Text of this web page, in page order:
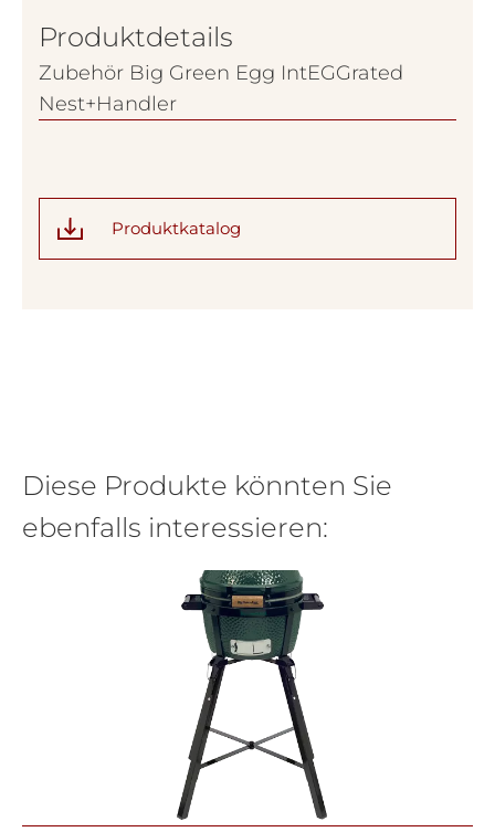
Produktdetails
Zubehör Big Green Egg IntEGGrated
Nest+Handler
Produktkatalog
Diese Produkte könnten Sie
ebenfalls interessieren: